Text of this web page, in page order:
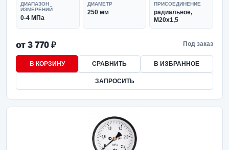
ДИАПАЗОН
ИЗМЕРЕНИЙ
0-4 МПа
ДИАМЕТР
250 мм
ПРИСОЕДИНЕНИЕ
радиальное,
M20x1,5
от 3 770 ₽ Под заказ
В КОРЗИНУ СРАВНИТЬ В ИЗБРАННОЕ
ЗАПРОСИТЬ